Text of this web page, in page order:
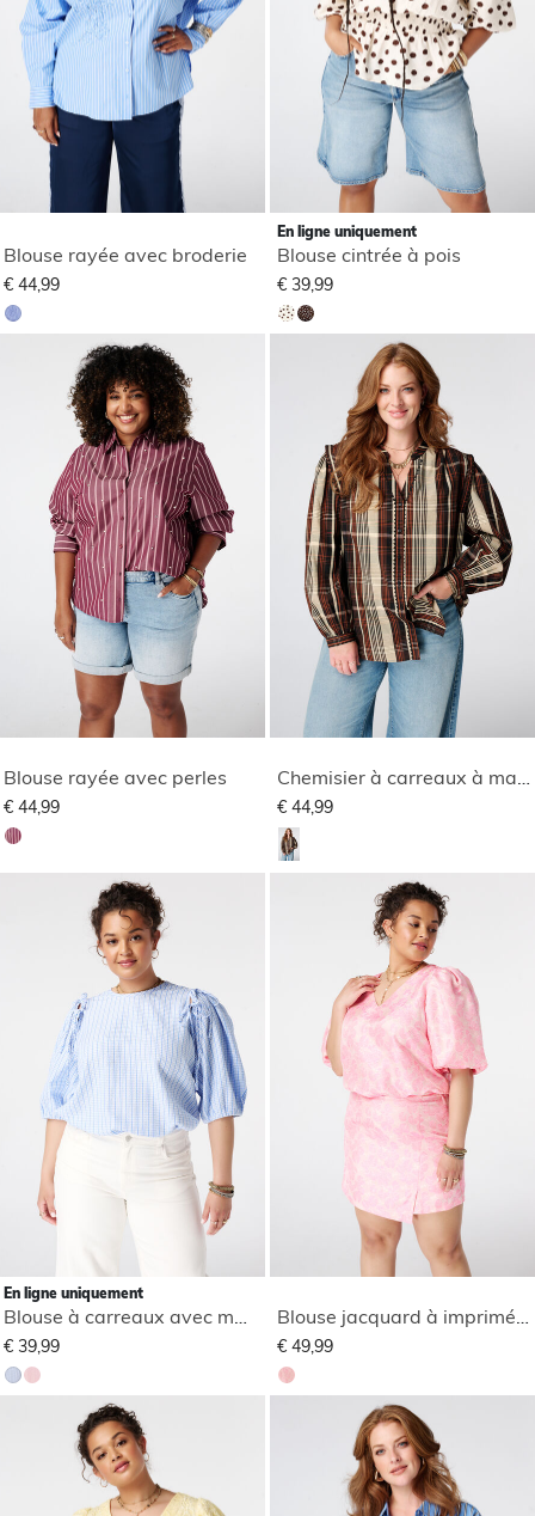
Blouse rayée avec broderie
€ 44,99
En ligne uniquement
Blouse cintrée à pois
€ 39,99
Blouse rayée avec perles
€ 44,99
Chemisier à carreaux à manches volantées
€ 44,99
En ligne uniquement
Blouse à carreaux avec manches bouffantes
€ 39,99
Blouse jacquard à imprimé floral
€ 49,99